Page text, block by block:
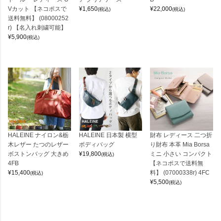
Vカット 【ネコポスで
送料無料】 (08000252
r) 【名入れ刺繍可能】
¥5,900(税込)
¥1,650(税込)
¥22,000(税込)
HALEINE ナイロン&栃
木レザー たつのレザー
ボストンバッグ 大きめ
4FB
¥15,400(税込)
HALEINE 日本製 横型
ボディバッグ
¥19,800(税込)
財布 レディース 二つ折
り財布 本革 Mia Borsa
ミニ 小さい コンパクト
【ネコポスで送料無
料】 (07000338r) 4FC
¥5,500(税込)